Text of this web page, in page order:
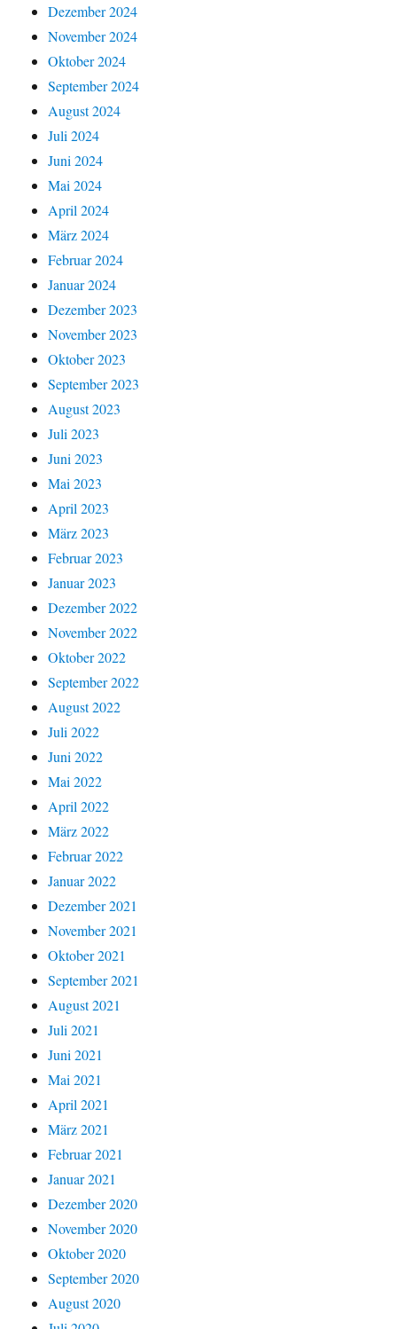
Dezember 2024
November 2024
Oktober 2024
September 2024
August 2024
Juli 2024
Juni 2024
Mai 2024
April 2024
März 2024
Februar 2024
Januar 2024
Dezember 2023
November 2023
Oktober 2023
September 2023
August 2023
Juli 2023
Juni 2023
Mai 2023
April 2023
März 2023
Februar 2023
Januar 2023
Dezember 2022
November 2022
Oktober 2022
September 2022
August 2022
Juli 2022
Juni 2022
Mai 2022
April 2022
März 2022
Februar 2022
Januar 2022
Dezember 2021
November 2021
Oktober 2021
September 2021
August 2021
Juli 2021
Juni 2021
Mai 2021
April 2021
März 2021
Februar 2021
Januar 2021
Dezember 2020
November 2020
Oktober 2020
September 2020
August 2020